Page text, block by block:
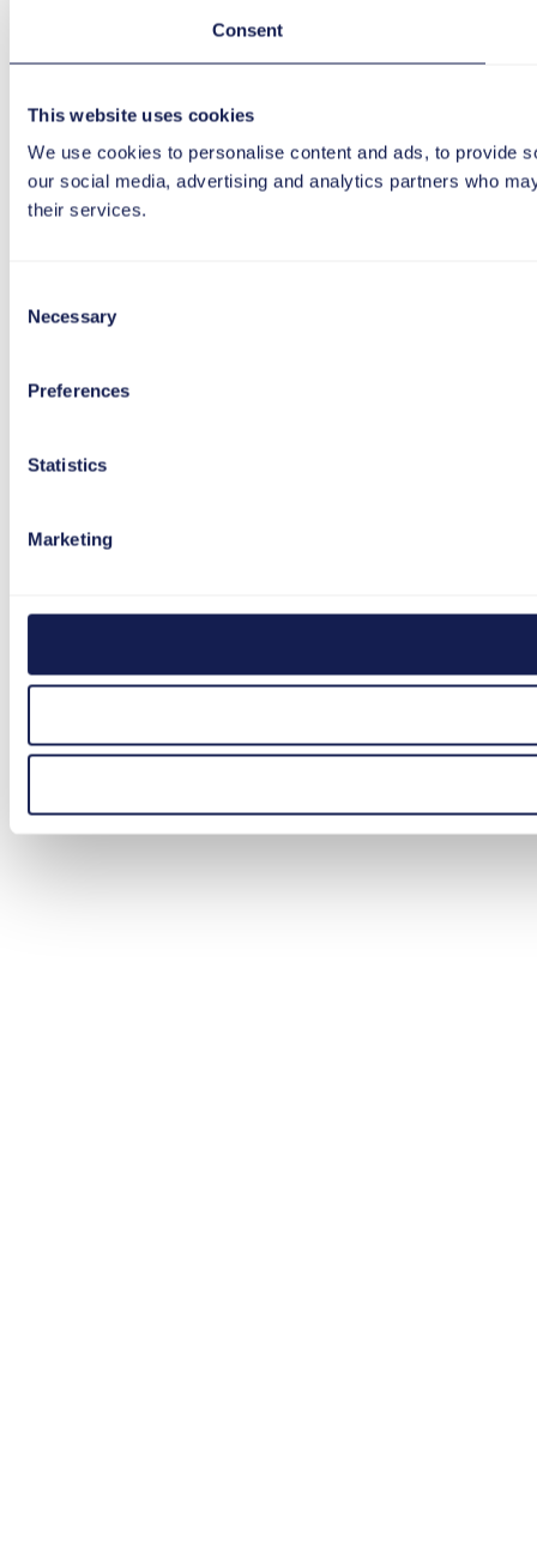
Consent
This website uses cookies
We use cookies to personalise content and ads, to provide
our social media, advertising and analytics partners who
their services.
Selection
Necessary
Preferences
Statistics
Marketing